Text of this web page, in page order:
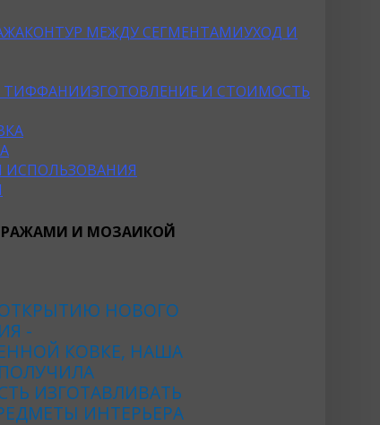
КОНТУР МЕЖДУ СЕГМЕНТАМИУХОД И
ТИФФАНИИЗГОТОВЛЕНИЕ И СТОИМОСТЬ
ИСПОЛЬЗОВАНИЯ
И МОЗАИКОЙ
НОВОГО
-
КОВКЕ, НАША
ИЗГОТАВЛИВАТЬ
ИНТЕРЬЕРА